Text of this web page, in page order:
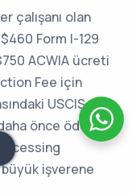
çalışanı olan
Form I-129
ACWIA ücreti
Fee için
USCIS
önce ödenen
işverene